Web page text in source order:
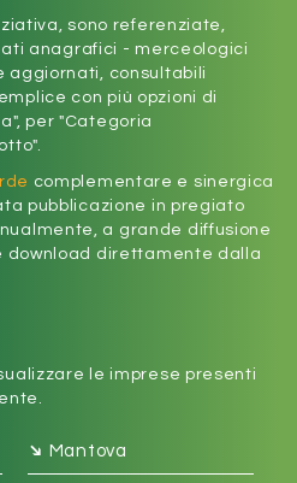
sono referenziate,
anagrafici - merceologici
aggiornati, consultabili
con più opzioni di
per "Categoria
complementare e sinergica
pubblicazione in pregiato
a grande diffusione
download direttamente dalla
le imprese presenti
➔ Mantova